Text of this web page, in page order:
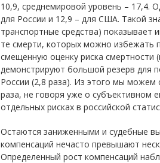
10,9, среднемировой уровень – 17,4.
для России и 12,9 – для США. Такой
транспортные средства) показывает
те смерти, которых можно избежать
смещенную оценку риска смертности
демонстрируют большой резерв для
России (2,8 раза). Из этого мы можем
раза, не говоря уже о субъективном
отдельных рисках в российской
Остаются заниженными и судебные
компенсаций нечасто превышают
Определенный рост компенсаций